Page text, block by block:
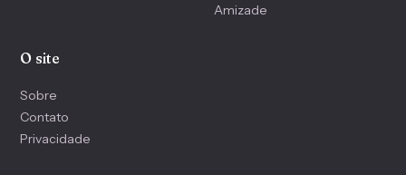
Amizade
O site
Sobre
Contato
Privacidade